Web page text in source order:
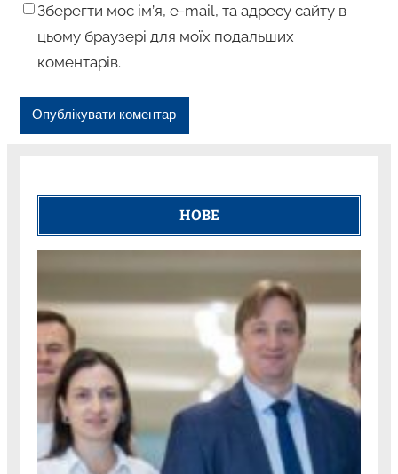
Зберегти моє ім’я, e-mail, та адресу сайту в
цьому браузері для моїх подальших
коментарів.
НОВЕ